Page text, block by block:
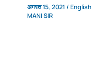
अगस्त 15, 2021/
MANI SIR